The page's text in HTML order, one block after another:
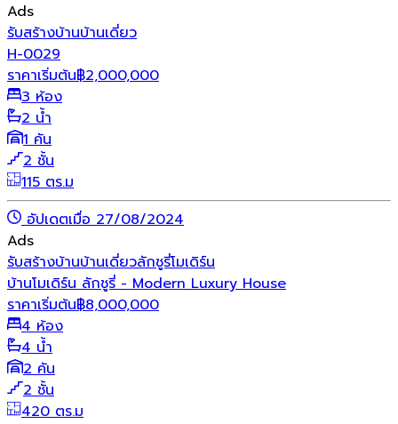
Ads
รับสร้างบ้านบ้านเดี่ยว
H-0029
ราคาเริ่มต้น฿2,000,000
3 ห้อง
2 น้ำ
1 คัน
2 ชั้น
115 ตร.ม
อัปเดตเมื่อ 27/08/2024
Ads
รับสร้างบ้านบ้านเดี่ยวลักชูรี่โมเดิร์น
บ้านโมเดิร์น ลักชูรี่ - Modern Luxury House
ราคาเริ่มต้น฿8,000,000
4 ห้อง
4 น้ำ
2 คัน
2 ชั้น
420 ตร.ม